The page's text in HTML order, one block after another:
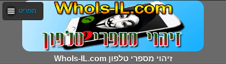
WhoIs-IL.com זיהוי מספרי טלפון
תפריט